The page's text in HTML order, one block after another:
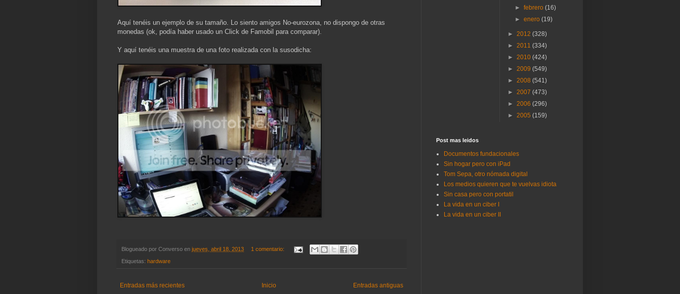
Aquí tenéis un ejemplo de su tamaño. Lo siento amigos No-eurozona, no dispongo de otras
monedas (ok, podía haber usado un Click de Famobil para comparar).
Y aquí tenéis una muestra de una foto realizada con la susodicha:
Blogueado por Converso en jueves, abril 18, 2013 1 comentario:
Etiquetas: hardware
Entradas más recientes Entradas antiguas
Inicio
►febrero(16)
►enero(19)
► 2012 (328)
► 2011 (334)
► 2010 (424)
► 2009 (549)
► 2008 (541)
► 2007 (473)
► 2006 (296)
► 2005 (159)
Post mas lei­dos
Documentos fundacionales
Sin hogar pero con iPad
Tom Sepa, otro nómada digital
Los medios quieren que te vuelvas idiota
Sin casa pero con portatil
La vida en un ciber I
La vida en un ciber II